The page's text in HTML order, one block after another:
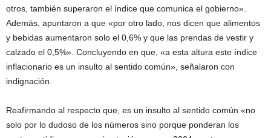
otros, también superaron el índice que comunica el gobierno».
Además, apuntaron a que «por otro lado, nos dicen que alimentos
y bebidas aumentaron solo el 0,6% y que las prendas de vestir y
calzado el 0,5%». Concluyendo en que, «a esta altura este índice
inflacionario es un insulto al sentido común», señalaron con
indignación.
Reafirmando al respecto que, es un insulto al sentido común «no
solo por lo dudoso de los números sino porque ponderan los